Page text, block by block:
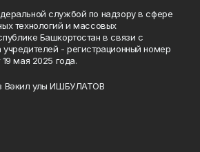
службой по надзору в сфере
технологий и массовых
Башкортостан в связи с
- регистрационный номер
мая 2025 года.
Вәкил улы ИШБУЛАТОВ